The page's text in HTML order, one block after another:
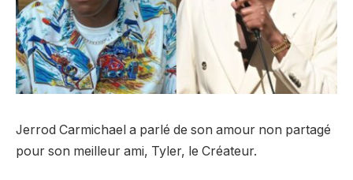
Jerrod Carmichael a parlé de son amour non partagé
pour son meilleur ami, Tyler, le Créateur.